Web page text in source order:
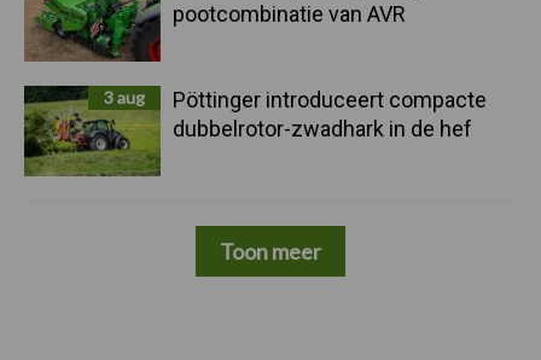
pootcombinatie van AVR
3 aug
Pöttinger introduceert compacte
dubbelrotor-zwadhark in de hef
Toon meer